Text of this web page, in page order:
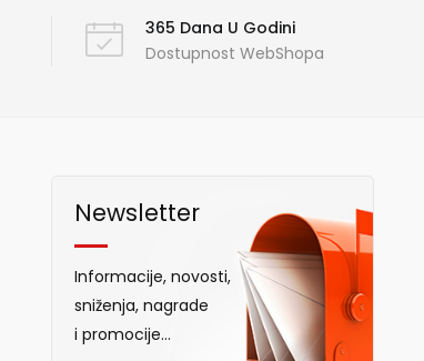
365 Dana U Godini
Dostupnost WebShopa
Newsletter
Informacije, novosti,
sniženja, nagrade
i promocije...